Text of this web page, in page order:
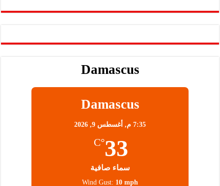
Damascus
Damascus
7:35 م, أغسطس 9, 2026
33
°C
سماء صافية
Wind Gust: 10 mph